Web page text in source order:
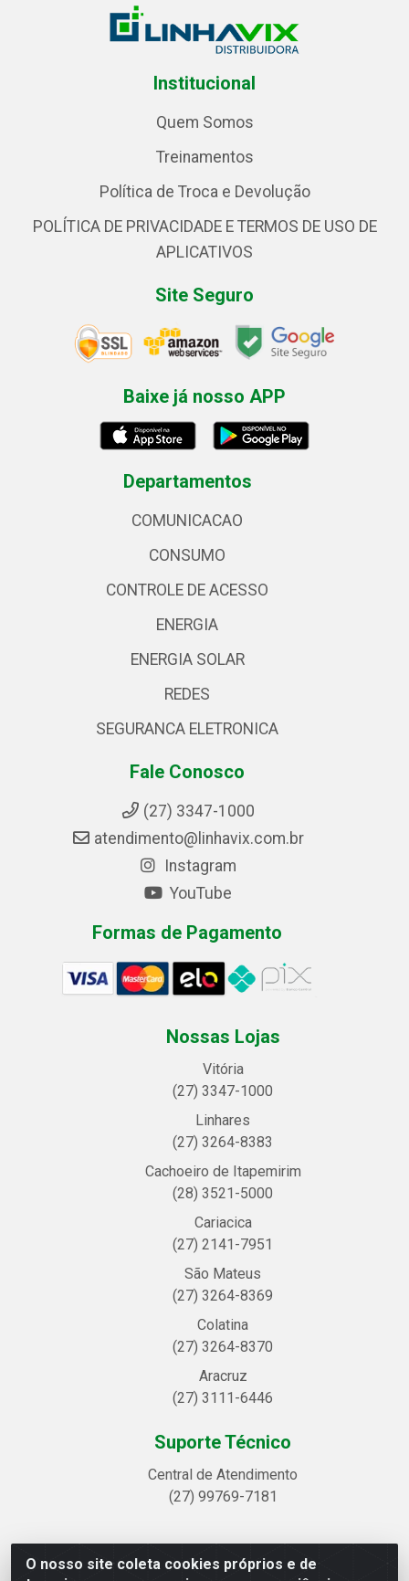
O nosso site coleta cookies próprios e de
Institucional
Quem Somos
Treinamentos
Política de Troca e Devolução
POLÍTICA DE PRIVACIDADE E TERMOS DE USO DE
APLICATIVOS
Site Seguro
Baixe já nosso APP
Departamentos
COMUNICACAO
CONSUMO
CONTROLE DE ACESSO
ENERGIA
ENERGIA SOLAR
REDES
SEGURANCA ELETRONICA
Fale Conosco
(27) 3347-1000
atendimento@linhavix.com.br
Instagram
YouTube
Formas de Pagamento
Nossas Lojas
Vitória
(27) 3347-1000
Linhares
(27) 3264-8383
Cachoeiro de Itapemirim
(28) 3521-5000
Cariacica
(27) 2141-7951
São Mateus
(27) 3264-8369
Colatina
(27) 3264-8370
Aracruz
(27) 3111-6446
Suporte Técnico
Central de Atendimento
(27) 99769-7181
Linhavix Distribuidora LTDA - Avenida Alegre, 2521 -